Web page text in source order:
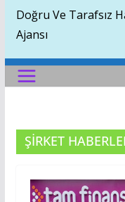
Doğru Ve Tarafsız
Ajansı
ŞİRKET